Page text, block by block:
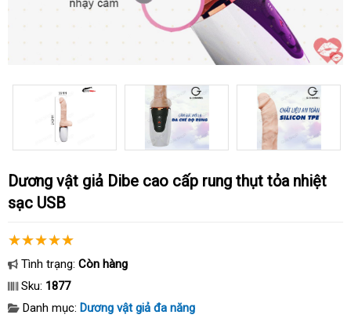
Dương vật giả Dibe cao cấp rung thụt tỏa nhiệt
sạc USB
Tình trạng: Còn hàng
Sku: 1877
Danh mục: Dương vật giả đa năng